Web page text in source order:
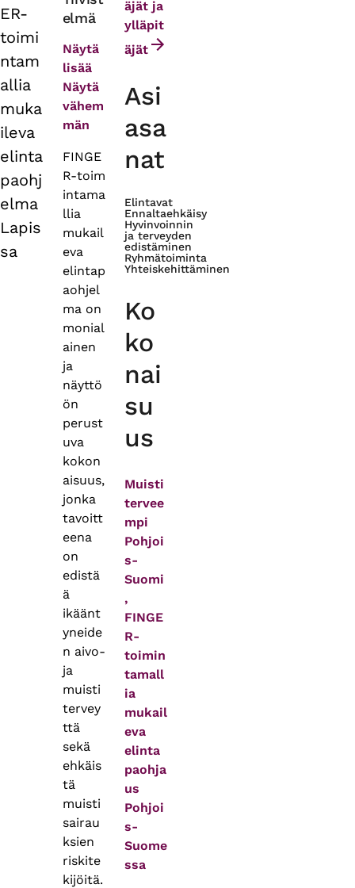
tabs
ER-
toimi
ntam
allia
muka
ileva
elinta
paohj
elma
Lapis
sa
elmä
Näytä
lisää
Näytä
vähem
män
FINGE
R‑toim
intama
llia
mukail
eva
elintap
aohjel
ma on
monial
ainen
ja
näyttö
ön
perust
uva
kokon
aisuus,
jonka
tavoitt
eena
on
edistä
ä
ikäänt
yneide
n aivo‑
ja
muisti
tervey
ttä
sekä
ehkäis
tä
muisti
sairau
ksien
riskite
kijöitä.
äjät ja
ylläpit
äjät
Asi
asa
nat
Elintavat
Ennaltaehkäisy
Hyvinvoinnin
ja terveyden
edistäminen
Ryhmätoiminta
Yhteiskehittäminen
Ko
ko
nai
su
us
Muisti
tervee
mpi
Pohjoi
s-
Suomi
,
FINGE
R-
toimin
tamall
ia
mukail
eva
elinta
paohja
us
Pohjoi
s-
Suome
ssa